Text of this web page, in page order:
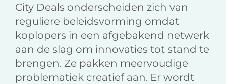
City Deals onderscheiden zich van
reguliere beleidsvorming omdat
koplopers in een afgebakend netwerk
aan de slag om innovaties tot stand te
brengen. Ze pakken meervoudige
problematiek creatief aan. Er wordt